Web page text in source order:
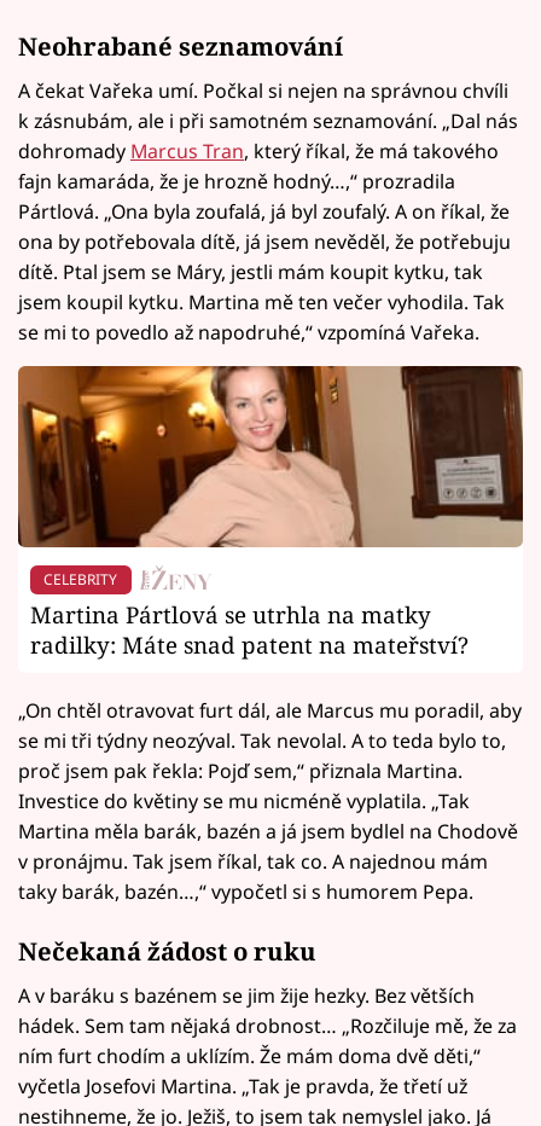
Neohrabané seznamování
A čekat Vařeka umí. Počkal si nejen na správnou chvíli
k zásnubám, ale i při samotném seznamování. „Dal nás
dohromady Marcus Tran, který říkal, že má takového
fajn kamaráda, že je hrozně hodný…,“ prozradila
Pártlová. „Ona byla zoufalá, já byl zoufalý. A on říkal, že
ona by potřebovala dítě, já jsem nevěděl, že potřebuju
dítě. Ptal jsem se Máry, jestli mám koupit kytku, tak
jsem koupil kytku. Martina mě ten večer vyhodila. Tak
se mi to povedlo až napodruhé,“ vzpomíná Vařeka.
CELEBRITY
Martina Pártlová se utrhla na matky
radilky: Máte snad patent na mateřství?
„On chtěl otravovat furt dál, ale Marcus mu poradil, aby
se mi tři týdny neozýval. Tak nevolal. A to teda bylo to,
proč jsem pak řekla: Pojď sem,“ přiznala Martina.
Investice do květiny se mu nicméně vyplatila. „Tak
Martina měla barák, bazén a já jsem bydlel na Chodově
v pronájmu. Tak jsem říkal, tak co. A najednou mám
taky barák, bazén…,“ vypočetl si s humorem Pepa.
Nečekaná žádost o ruku
A v baráku s bazénem se jim žije hezky. Bez větších
hádek. Sem tam nějaká drobnost… „Rozčiluje mě, že za
ním furt chodím a uklízím. Že mám doma dvě děti,“
vyčetla Josefovi Martina. „Tak je pravda, že třetí už
nestihneme, že jo. Ježiš, to jsem tak nemyslel jako. Já